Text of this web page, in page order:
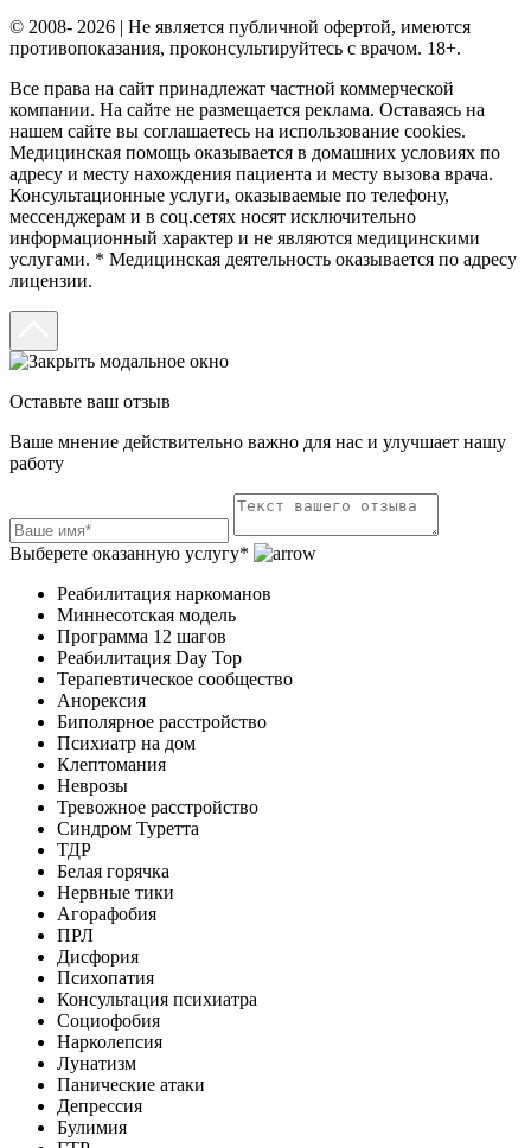
© 2008- 2026 | Не является публичной офертой, имеются
противопоказания, проконсультируйтесь с врачом. 18+.
Все права на сайт принадлежат частной коммерческой
компании. На сайте не размещается реклама. Оставаясь на
нашем сайте вы соглашаетесь на использование cookies.
Медицинская помощь оказывается в домашних условиях по
адресу и месту нахождения пациента и месту вызова врача.
Консультационные услуги, оказываемые по телефону,
мессенджерам и в соц.сетях носят исключительно
информационный характер и не являются медицинскими
услугами. * Медицинская деятельность оказывается по адресу
лицензии.
Оставьте ваш отзыв
Ваше мнение действительно важно для нас и улучшает нашу
работу
Выберете оказанную услугу*
Реабилитация наркоманов
Миннесотская модель
Программа 12 шагов
Реабилитация Day Top
Терапевтическое сообщество
Анорексия
Биполярное расстройство
Психиатр на дом
Клептомания
Неврозы
Тревожное расстройство
Синдром Туретта
ТДР
Белая горячка
Нервные тики
Агорафобия
ПРЛ
Дисфория
Психопатия
Консультация психиатра
Социофобия
Нарколепсия
Лунатизм
Панические атаки
Депрессия
Булимия